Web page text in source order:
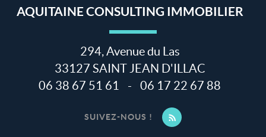
AQUITAINE CONSULTING IMMOBILIER
294, Avenue du Las
33127 SAINT JEAN D'ILLAC
06 38 67 51 61
- 06 17 22 67 88
SUIVEZ-NOUS !